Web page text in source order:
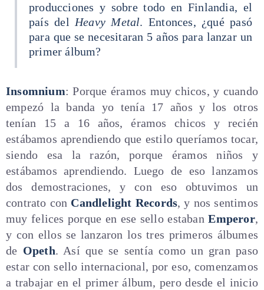
producciones y sobre todo en Finlandia, el
país del Heavy Metal. Entonces, ¿qué pasó
para que se necesitaran 5 años para lanzar un
primer álbum?
Insomnium: Porque éramos muy chicos, y cuando
empezó la banda yo tenía 17 años y los otros
tenían 15 a 16 años, éramos chicos y recién
estábamos aprendiendo que estilo queríamos tocar,
siendo esa la razón, porque éramos niños y
estábamos aprendiendo. Luego de eso lanzamos
dos demostraciones, y con eso obtuvimos un
contrato con Candlelight Records, y nos sentimos
muy felices porque en ese sello estabanEmperor,
y con ellos se lanzaron los tres primeros álbumes
de Opeth. Así que se sentía como un gran paso
estar con sello internacional, por eso, comenzamos
a trabajar en el primer álbum, pero desde el inicio